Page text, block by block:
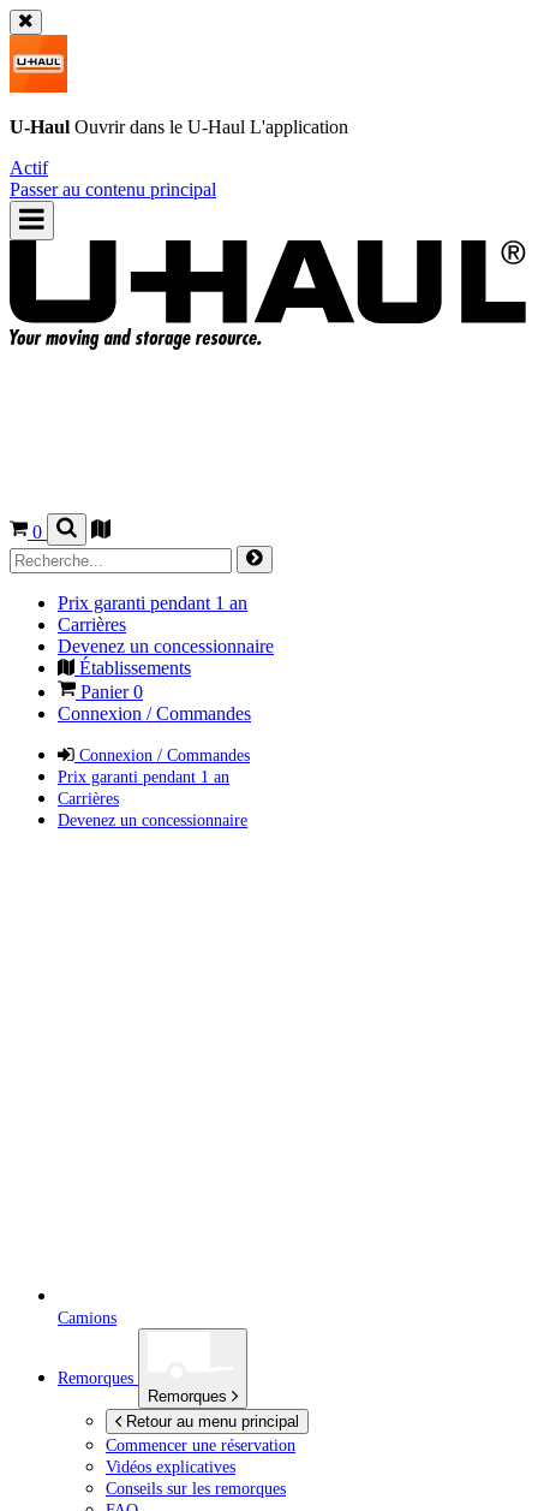
U-Haul Ouvrir dans le U-Haul L'application
Actif
Passer au contenu principal
0
Prix garanti pendant 1 an
Carrières
Devenez un concessionnaire
Établissements
Panier0
Connexion / Commandes
Connexion / Commandes
Prix garanti pendant 1 an
Carrières
Devenez un concessionnaire
Camions
Remorques
Remorques
Retour au menu principal
Commencer une réservation
Vidéos explicatives
Conseils sur les remorques